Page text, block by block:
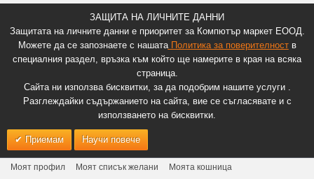
ЗАЩИТА НА ЛИЧНИТЕ ДАННИ
Защитата на личните данни е приоритет за Компютър маркет ЕООД.
Можете да се запознаете с нашатаПолитика за поверителноств
специалния раздел, връзка към който ще намерите в края на всяка
страница.
Сайта ни използва бисквитки, за да подобрим нашите услуги .
Разглеждайки съдържанието на сайта, вие се съгласявате и с
използването на бисквитки.
Приемам Научи повече
Моят профил Моят списък желани
Моята кошница